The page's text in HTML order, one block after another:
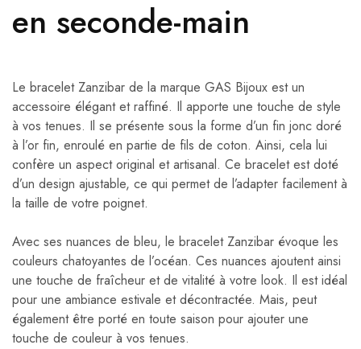
en seconde-main
Le bracelet Zanzibar de la marque GAS Bijoux est un
accessoire élégant et raffiné. Il apporte une touche de style
à vos tenues. Il se présente sous la forme d’un fin jonc doré
à l’or fin, enroulé en partie de fils de coton. Ainsi, cela lui
confère un aspect original et artisanal. Ce bracelet est doté
d’un design ajustable, ce qui permet de l’adapter facilement à
la taille de votre poignet.
Avec ses nuances de bleu, le bracelet Zanzibar évoque les
couleurs chatoyantes de l’océan. Ces nuances ajoutent ainsi
une touche de fraîcheur et de vitalité à votre look. Il est idéal
pour une ambiance estivale et décontractée. Mais, peut
également être porté en toute saison pour ajouter une
touche de couleur à vos tenues.